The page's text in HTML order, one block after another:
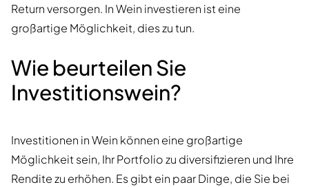
Return versorgen. In Wein investieren ist eine
großartige Möglichkeit, dies zu tun.
Wie beurteilen Sie
Investitionswein?
Investitionen in Wein können eine großartige
Möglichkeit sein, Ihr Portfolio zu diversifizieren und Ihre
Rendite zu erhöhen. Es gibt ein paar Dinge, die Sie bei